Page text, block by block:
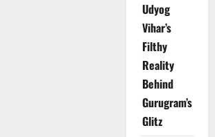
Udyog
Vihar’s
Filthy
Reality
Behind
Gurugram’s
Glitz